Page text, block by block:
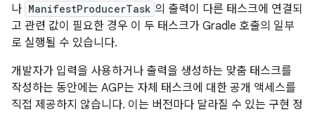
나 ManifestProducerTask 의 출력이 다른 태스크에 연결되
고 관련 값이 필요한 경우 이 두 태스크가 Gradle 호출의 일부
로 실행될 수 있습니다.
개발자가 입력을 사용하거나 출력을 생성하는 맞춤 태스크를
작성하는 동안에는 AGP는 자체 태스크에 대한 공개 액세스를
직접 제공하지 않습니다. 이는 버전마다 달라질 수 있는 구현 정